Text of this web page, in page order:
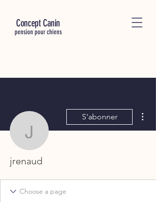
Concept Canin
pension pour chiens
jrenaud
S'abonner
jrenaud